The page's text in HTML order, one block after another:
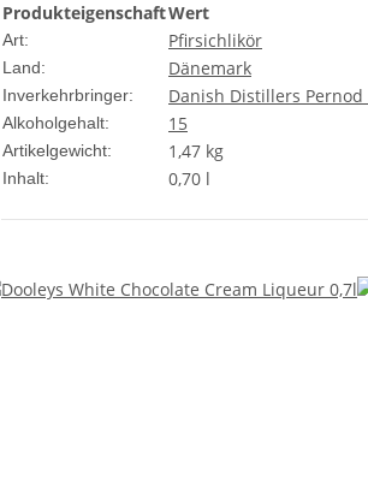
ProdukteigenschaftWert
Art: Pfirsichlikör
Land: Dänemark
Inverkehrbringer: Danish Distillers Pernod
Alkoholgehalt: 15
Artikelgewicht: 1,47 kg
Inhalt: 0,70 l